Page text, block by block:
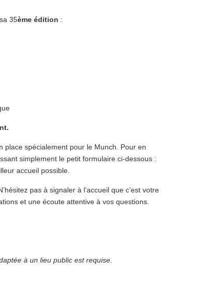
35ème édition :
place spécialement pour le Munch. Pour en
simplement le petit formulaire ci-dessous :
accueil possible.
pas à signaler à l’accueil que c’est votre
et une écoute attentive à vos questions.
à un lieu public est requise